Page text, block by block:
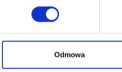
Odmowa